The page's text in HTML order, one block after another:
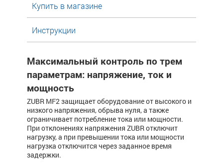
Купить в магазине
Инструкции
Максимальный контроль по трем
параметрам: напряжение, ток и
мощность
ZUBR MF2 защищает оборудование от высокого и
низкого напряжения, обрыва нуля, а также
ограничивает потребление тока или мощности.
При отклонениях напряжения ZUBR отключит
нагрузку, а при превышении тока или мощности
нагрузка отключится через заданное время
задержки.